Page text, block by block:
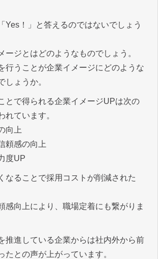
Yes！」と答えるのではないでしょう
ージとはどのようなものでしょう。
行うことが企業イメージにどのような
しょうか。
とで得られる企業イメージUPは次の
れています。
向上
頼感の向上
度UP
なることで採用コストが削減された
感向上により、職場定着にも繋がりま
推進している企業からは社内外から前
たとの声が上がっています。